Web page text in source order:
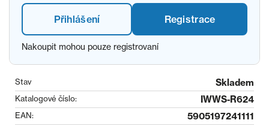
Přihlášení Registrace
Nakoupit mohou pouze registrovaní
Stav Skladem
Katalogové číslo: IWWS-R624
EAN: 5905197241111